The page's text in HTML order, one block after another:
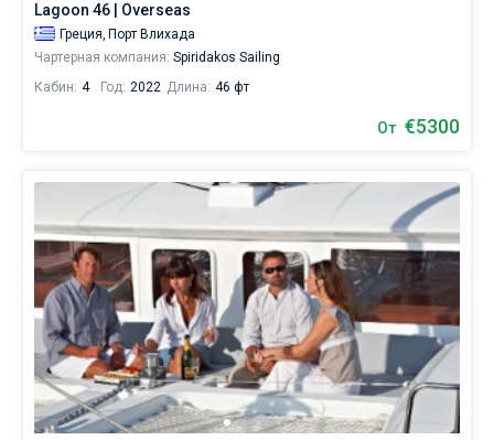
аренду
вы
найдете
предложений
для
любителей
спокойного
отдыха,
так
для
яхтсменов,
которые
не
представляют
Lagoon 46 | Overseas
Греция, Порт Влихада
Чартерная компания: Spiridakos Sailing
Кабин: 4 Год: 2022 Длина: 46 фт
От €5300